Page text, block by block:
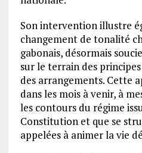
Son intervention illustre
changement de tonalité
gabonais, désormais
sur le terrain des
des arrangements. Cette
dans les mois à venir, à
les contours du régime
Constitution et que se
appelées à animer la vie